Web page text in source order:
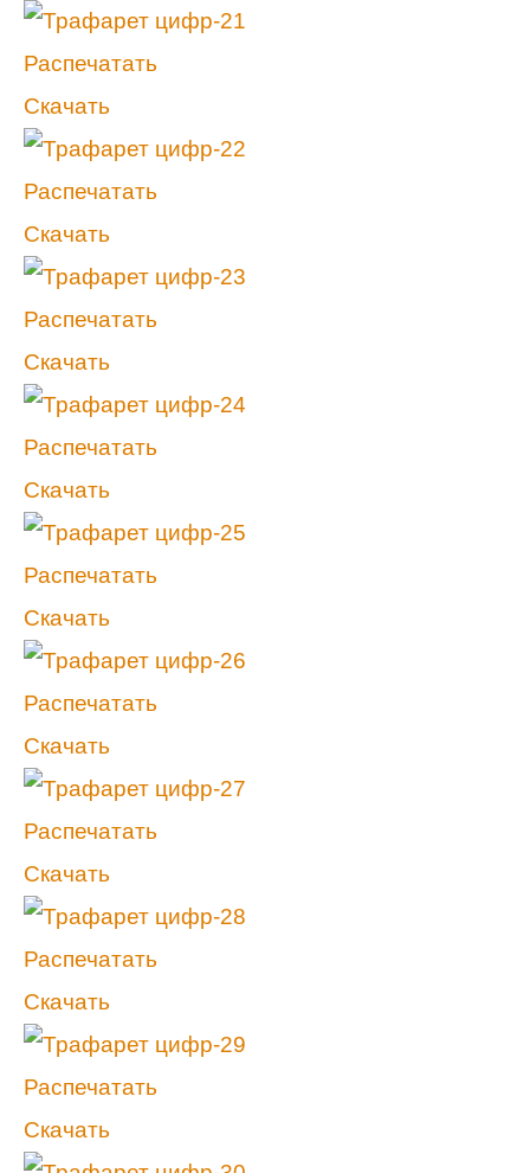
Распечатать
Скачать
Распечатать
Скачать
Распечатать
Скачать
Распечатать
Скачать
Распечатать
Скачать
Распечатать
Скачать
Распечатать
Скачать
Распечатать
Скачать
Распечатать
Скачать